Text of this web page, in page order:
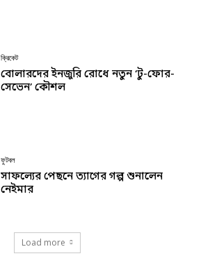
ক্রিকেট
বোলারদের ইনজুরি রোধে নতুন ‘টু-ফোর-
সেভেন’ কৌশল
ফুটবল
সাফল্যের পেছনে ত্যাগের গল্প শুনালেন
নেইমার
Load more